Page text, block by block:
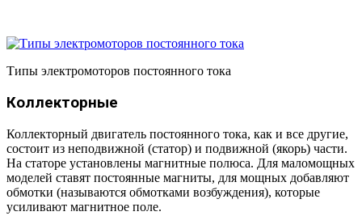
Типы электромоторов постоянного тока
Коллекторные
Коллекторный двигатель постоянного тока, как и все другие,
состоит из неподвижной (статор) и подвижной (якорь) части.
На статоре установлены магнитные полюса. Для маломощных
моделей ставят постоянные магниты, для мощных добавляют
обмотки (называются обмотками возбуждения), которые
усиливают магнитное поле.